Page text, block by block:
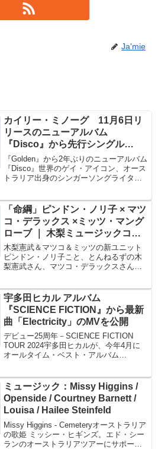
Ja'mie
カイリー・ミノーグ 11月6日リ
リースのニューアルバム
『Disco』から先行シングル
「Say Something」を公開
『Golden』から2年ぶりのニューアルバム
『Disco』世界のゲイ・アイコン、オース
トラリア出身のシンガーソングライター
で2年間を費やした「Kylie Mino...
「命綱」ピンドン・ノリ子 × マツ
コ・デラックス ×ミッツ・マング
ローブ ｜ 木梨ミュージックコネ
クション3
木梨憲武＆マツコ＆ミッツの新ユニット
ピンドン・ノリ子こと、とんねるずの木
梨憲武さん、マツコ・デラックスさん、
る「木梨の貝。」の中で誕生しました。
楽曲「命綱」はノリさ...
宇多田ヒカル アルバム
『SCIENCE FICTION』から最新
曲「Electricity」のMVを公開
デビュー25周年－SCIENCE FICTION
TOUR 2024宇多田ヒカルが、今年4月に
オールタイム・ベスト・アルバム
「Electric...
ミュージック：Missy Higgins /
Openside / Courtney Barnett /
Louisa / Hailee Steinfeld
Missy Higgins - Cemeteryオーストラリア
の歌姫 ミッシー・ヒギンズ。エド・シー
ランのオーストラリアツアーにサポート